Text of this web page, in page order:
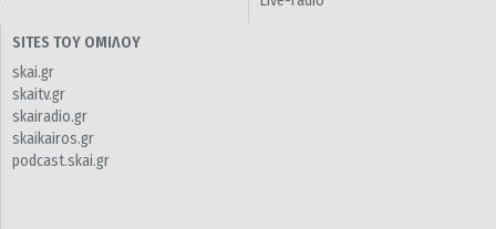
SITES ΤΟΥ ΟΜΙΛΟΥ
skai.gr
skaitv.gr
skairadio.gr
skaikairos.gr
podcast.skai.gr